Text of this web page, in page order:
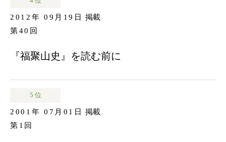
2012年 09月19日
掲載
第40回
『福聚山史』を読む前に
5 位
2001年 07月01日
掲載
第1回